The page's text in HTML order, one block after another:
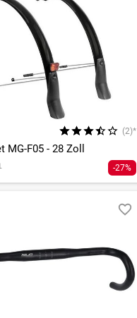
(2)*
F05 - 28 Zoll
-27%